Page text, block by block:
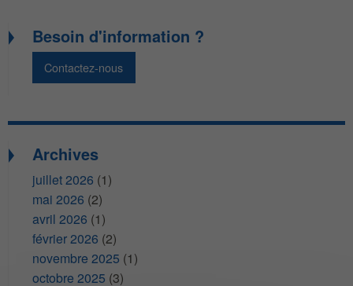
Besoin d'information ?
Contactez-nous
Archives
juillet 2026 (1)
mai 2026 (2)
avril 2026 (1)
février 2026 (2)
novembre 2025 (1)
octobre 2025 (3)